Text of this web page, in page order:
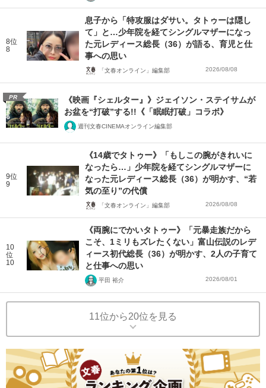
8位
8
息子から「特攻服はダサい。タトゥーは隠し
て」と…少年院を経てシングルマザーになっ
た元レディース総長（36）が語る、育児と仕
事への思い
「文春オンライン」編集部 2026/08/08
PR
《映画『シェルター』》ジェイソン・ステイサムが
お盆を“打破”する!!《「眠眠打破」コラボ》
週刊文春CINEMAオンライン編集部
9位
9
《14歳でタトゥー》「もしこの腕がきれいに
なったら…」少年院を経てシングルマザーに
なった元レディース総長（36）が明かす、“若
気の至り”の代償
「文春オンライン」編集部 2026/08/08
10
位
10
《両腕にでかいタトゥー》「元暴走族だから
こそ、1ミリもズレたくない」富山伝説のレデ
ィース初代総長（36）が明かす、2人の子育て
と仕事への思い
平田 裕介 2026/08/01
11位から20位を見る